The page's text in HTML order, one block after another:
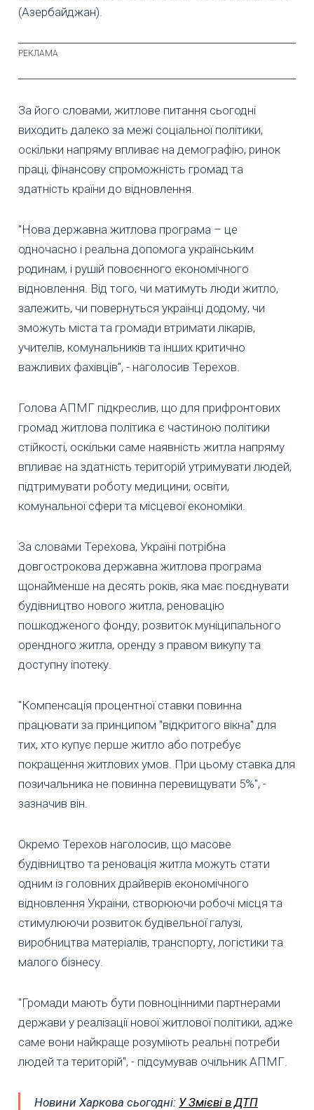
(Азербайджан).
За його словами, житлове питання сьогодні
виходить далеко за межі соціальної політики,
оскільки напряму впливає на демографію, ринок
праці, фінансову спроможність громад та
здатність країни до відновлення.
"Нова державна житлова програма – це
одночасно і реальна допомога українським
родинам, і рушій повоєнного економічного
відновлення. Від того, чи матимуть люди житло,
залежить, чи повернуться українці додому, чи
зможуть міста та громади втримати лікарів,
учителів, комунальників та інших критично
важливих фахівців", - наголосив Терехов.
Голова АПМГ підкреслив, що для прифронтових
громад житлова політика є частиною політики
стійкості, оскільки саме наявність житла напряму
впливає на здатність територій утримувати людей,
підтримувати роботу медицини, освіти,
комунальної сфери та місцевої економіки.
За словами Терехова, Україні потрібна
довгострокова державна житлова програма
щонайменше на десять років, яка має поєднувати
будівництво нового житла, реновацію
пошкодженого фонду, розвиток муніципального
орендного житла, оренду з правом викупу та
доступну іпотеку.
"Компенсація процентної ставки повинна
працювати за принципом "відкритого вікна" для
тих, хто купує перше житло або потребує
покращення житлових умов. При цьому ставка для
позичальника не повинна перевищувати 5%", -
зазначив він.
Окремо Терехов наголосив, що масове
будівництво та реновація житла можуть стати
одним із головних драйверів економічного
відновлення України, створюючи робочі місця та
стимулюючи розвиток будівельної галузі,
виробництва матеріалів, транспорту, логістики та
малого бізнесу.
"Громади мають бути повноцінними партнерами
держави у реалізації нової житлової політики, адже
саме вони найкраще розуміють реальні потреби
людей та територій", - підсумував очільник АПМГ.
Новини Харкова сьогодні: У Змієві в ДТП